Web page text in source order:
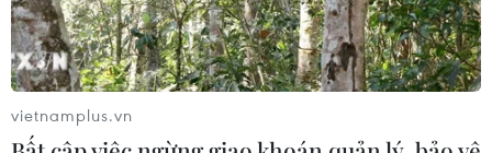
vietnamplus.vn